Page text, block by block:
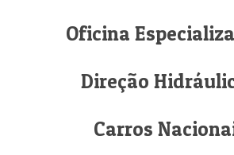
Oficina
Direção
Carros